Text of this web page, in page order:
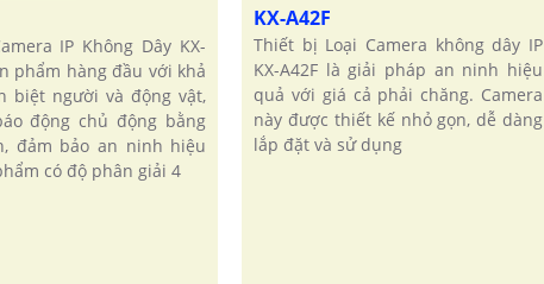
IP Không Dây KX-
phẩm hàng đầu với khả
biệt người và động vật,
động chủ động bằng
đảm bảo an ninh hiệu
có độ phân giải 4
KX-A42F
Thiết bị Loại Camera không dây IP
KX-A42F là giải pháp an ninh hiệu
quả với giá cả phải chăng. Camera
này được thiết kế nhỏ gọn, dễ dàng
lắp đặt và sử dụng